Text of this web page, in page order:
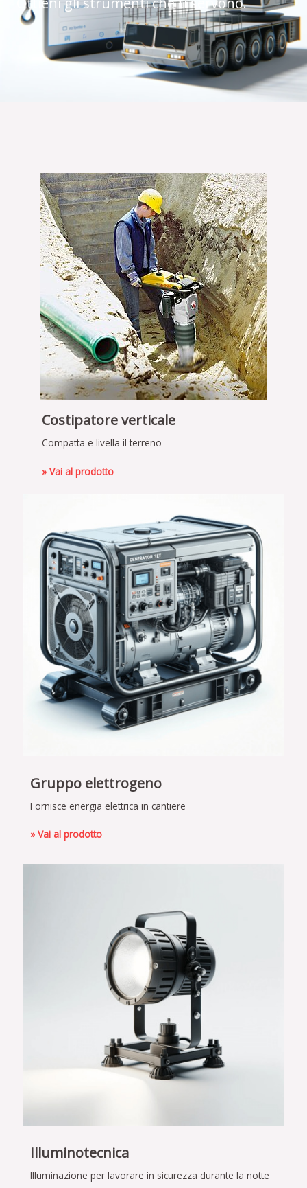
Costipatore verticale
Compatta e livella il terreno
» Vai al prodotto
Gruppo elettrogeno
Fornisce energia elettrica in cantiere
» Vai al prodotto
Illuminotecnica
Illuminazione per lavorare in sicurezza durante la notte